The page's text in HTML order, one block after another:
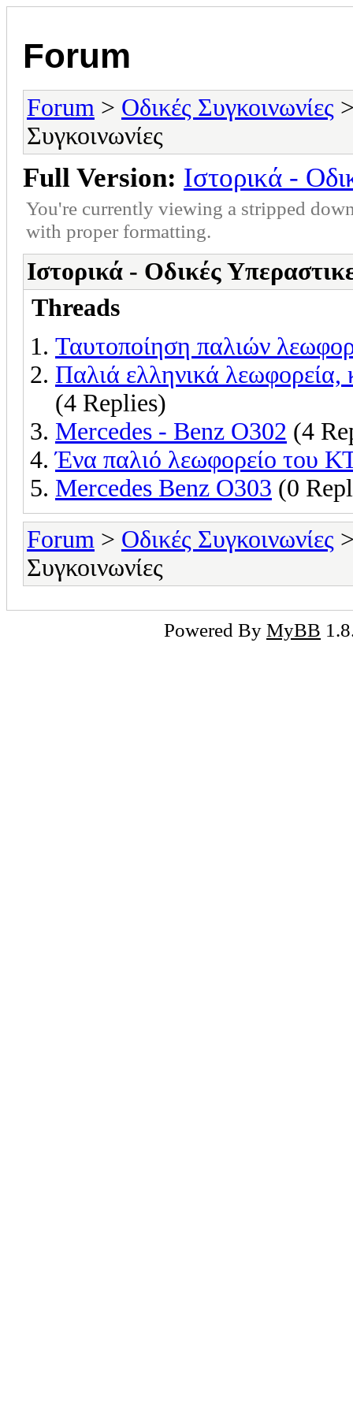
Forum
Forum > Οδικές Συγκοινωνίες
Συγκοινωνίες
Full Version: Ιστορικά -
You're currently viewing a stripped
with proper formatting.
Ιστορικά - Οδικές
Threads
Ταυτοποίηση παλιών
Παλιά ελληνικά λεωφορεία,
(4 Replies)
Mercedes - Benz O302 (4
Ένα παλιό λεωφορείο του
Mercedes Benz O303 (0
Forum > Οδικές Συγκοινωνίες
Συγκοινωνίες
Powered By MyBB